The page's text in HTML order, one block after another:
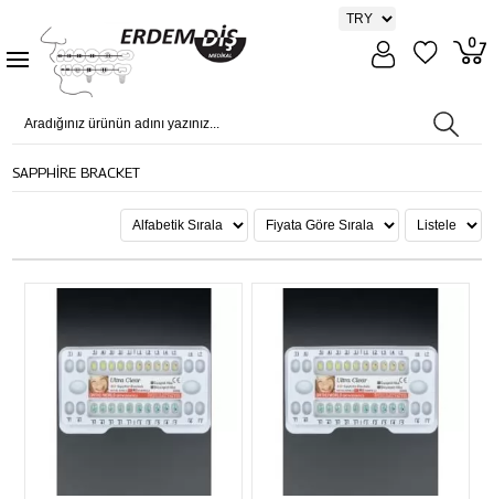
0
SAPPHİRE BRACKET